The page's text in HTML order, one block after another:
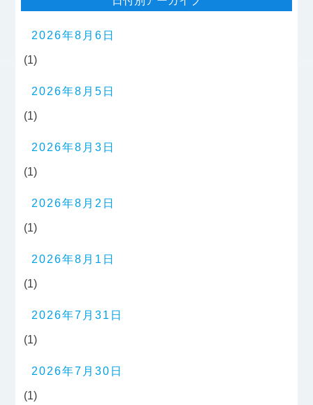
2026年8月6日
(1)
2026年8月5日
(1)
2026年8月3日
(1)
2026年8月2日
(1)
2026年8月1日
(1)
2026年7月31日
(1)
2026年7月30日
(1)